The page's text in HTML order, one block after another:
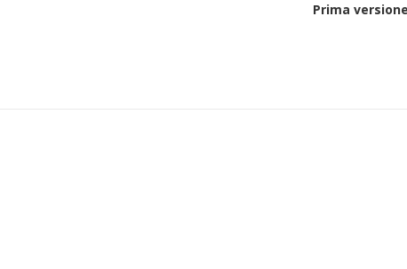
Prima versione